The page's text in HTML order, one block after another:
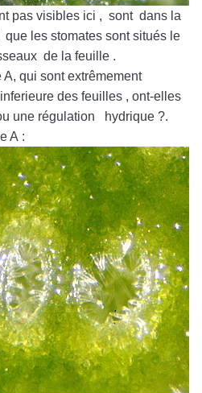
pas visibles ici , sont dans la
les stomates sont situés le
de la feuille .
qui sont extrêmement
des feuilles , ont-elles
une régulation hydrique ?.
A :